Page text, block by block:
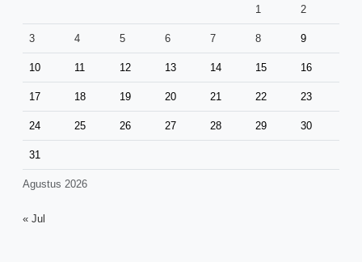
Agustus 2026
1 2
3 4 5 6 7 8 9
10 11 12 13 14 15 16
17 18 19 20 21 22 23
24 25 26 27 28 29 30
31
« Jul